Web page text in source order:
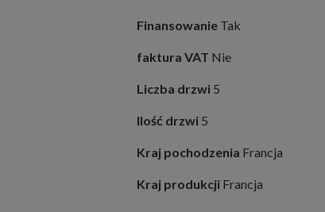
Finansowanie Tak
faktura VAT Nie
Liczba drzwi 5
Ilość drzwi 5
Kraj pochodzenia Francja
Kraj produkcji Francja